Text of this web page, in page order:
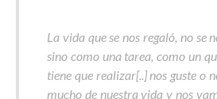
La vida que se nos regaló, no se
sino como una tarea, como un
tiene que realizar[..] nos guste o
mucho de nuestra vida y nos